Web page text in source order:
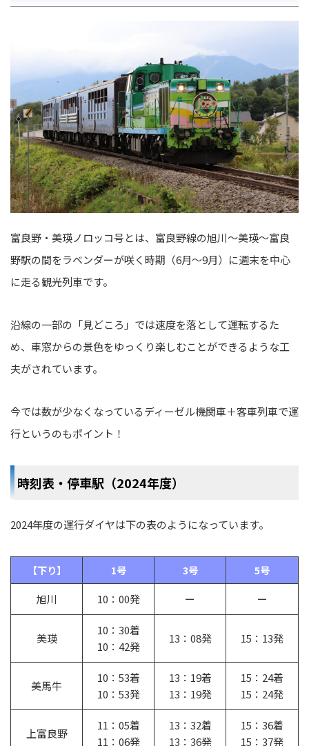
富良野・美瑛ノロッコ号とは、富良野線の旭川～美瑛～富良
野駅の間をラベンダーが咲く時期（6月～9月）に週末を中心
に走る観光列車です。
沿線の一部の「見どころ」では速度を落として運転するた
め、車窓からの景色をゆっくり楽しむことができるような工
夫がされています。
今では数が少なくなっているディーゼル機関車＋客車列車で運
行というのもポイント！
時刻表・停車駅（2024年度）
2024年度の運行ダイヤは下の表のようになっています。
【下り】 1号 3号
5号
旭川
10：00発 ー ー
美瑛
10：30着
10：42発
13：08発 15：13発
美馬牛
10：53着
10：53発
13：19着
13：19発
15：24着
15：24発
上富良野
11：05着
11：06発
13：32着
13：36発
15：36着
15：37発